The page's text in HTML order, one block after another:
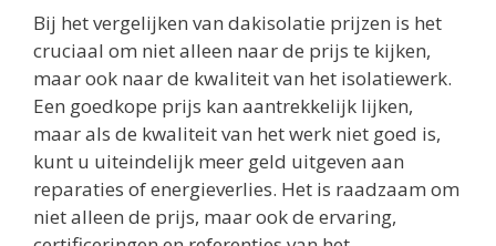
Bij het vergelijken van dakisolatie prijzen is het
cruciaal om niet alleen naar de prijs te kijken,
maar ook naar de kwaliteit van het isolatiewerk.
Een goedkope prijs kan aantrekkelijk lijken,
maar als de kwaliteit van het werk niet goed is,
kunt u uiteindelijk meer geld uitgeven aan
reparaties of energieverlies. Het is raadzaam om
niet alleen de prijs, maar ook de ervaring,